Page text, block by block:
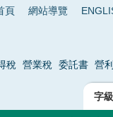
頁 網站導覽
稅 營業稅 委託書 營
字